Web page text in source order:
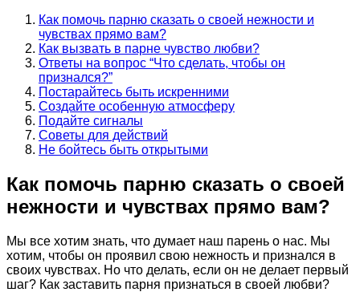
Как помочь парню сказать о своей нежности и
чувствах прямо вам?
Как вызвать в парне чувство любви?
Ответы на вопрос “Что сделать, чтобы он
признался?”
Постарайтесь быть искренними
Создайте особенную атмосферу
Подайте сигналы
Советы для действий
Не бойтесь быть открытыми
Как помочь парню сказать о своей
нежности и чувствах прямо вам?
Мы все хотим знать, что думает наш парень о нас. Мы
хотим, чтобы он проявил свою нежность и признался в
своих чувствах. Но что делать, если он не делает первый
шаг? Как заставить парня признаться в своей любви?